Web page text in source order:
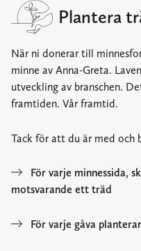
Plantera
När ni donerar till
minne av Anna-Greta.
utveckling av branschen.
framtiden. Vår framtid.
Tack för att du är med och
För varje minnessida,
motsvarande ett träd
För varje gåva